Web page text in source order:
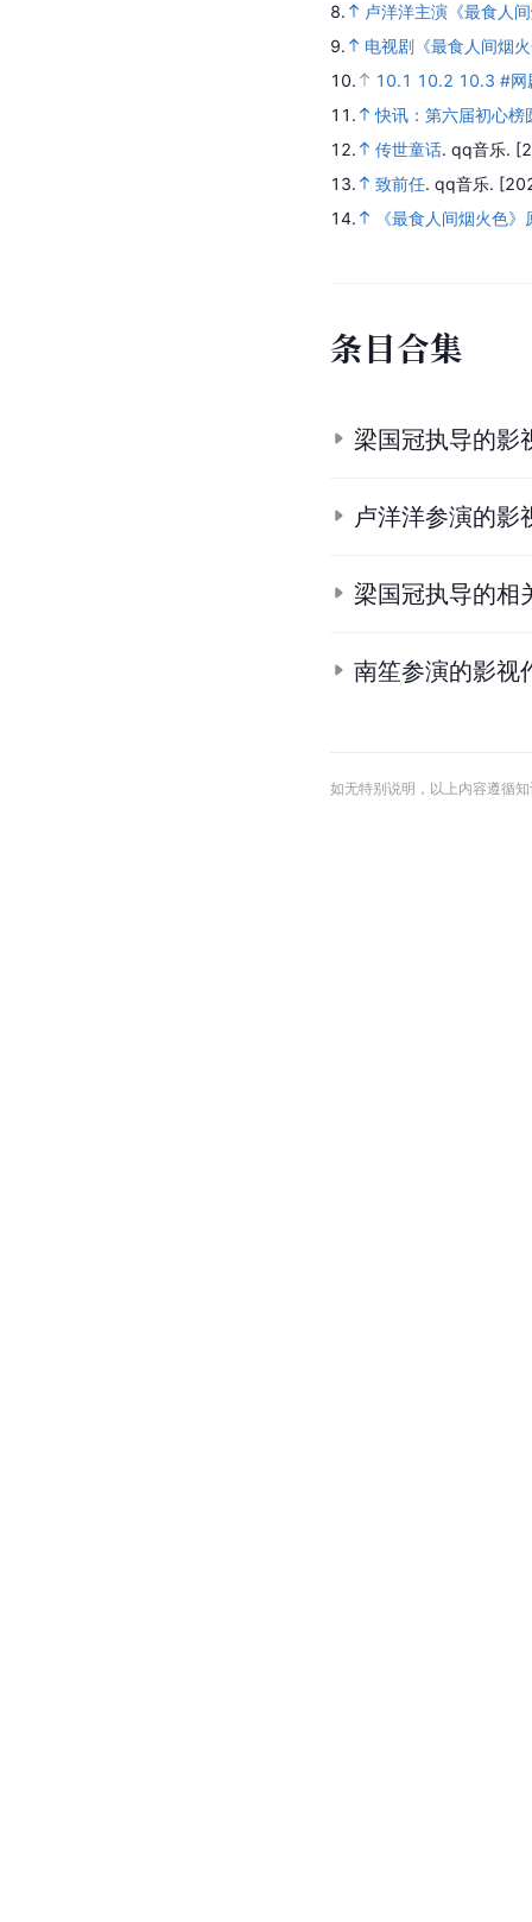
8.
卢洋洋主演《最食人
9.
电视剧《最食人间烟
10.
10.1 10.2 10.3 #网
11.
快讯：第六届初心榜
12.
传世童话. qq音乐.
13.
致前任. qq音乐.
14.
《最食人间烟火色》
条目合集
梁国冠执导的影
卢洋洋参演的影
梁国冠执导的相
南笙参演的影视
如无特别说明，以上内容遵循